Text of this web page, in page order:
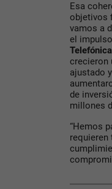
Esa
objetivos
vamos a
el
Telefónica
crecieron
ajustado
de
millones
“Hemos
requieren